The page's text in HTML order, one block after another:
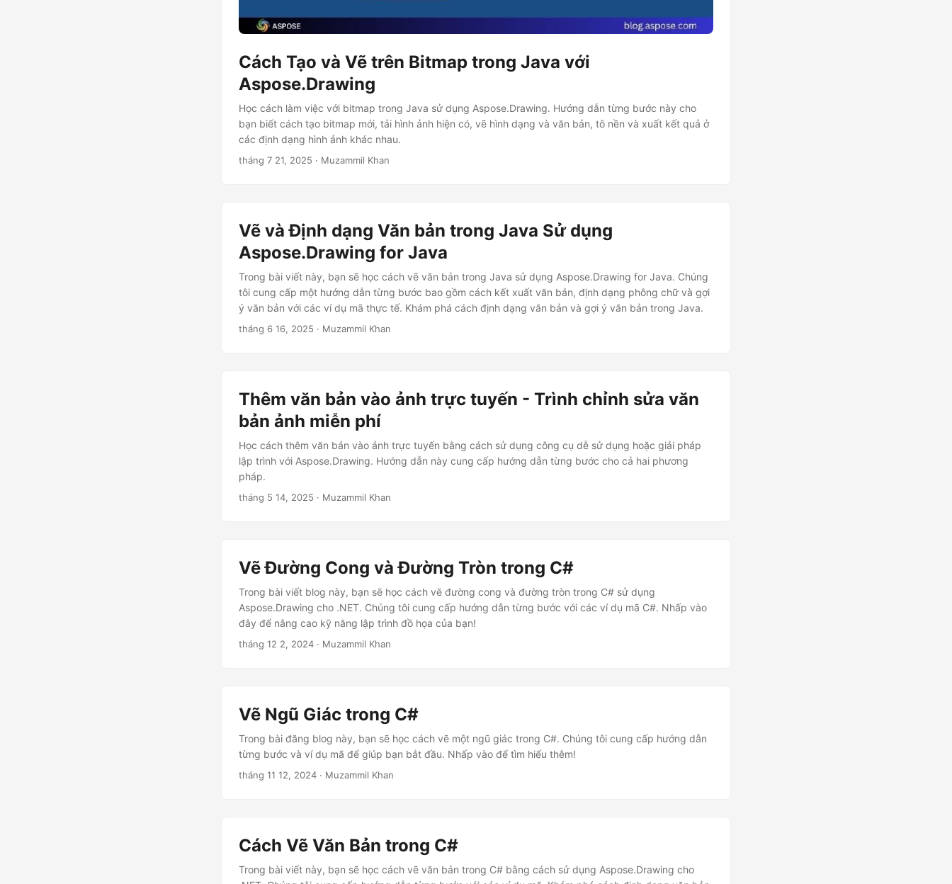
Cách Tạo và Vẽ trên Bitmap trong Java với
Aspose.Drawing
Học cách làm việc với bitmap trong Java sử dụng Aspose.Drawing. Hướng dẫn từng bước này cho
bạn biết cách tạo bitmap mới, tải hình ảnh hiện có, vẽ hình dạng và văn bản, tô nền và xuất kết quả ở
các định dạng hình ảnh khác nhau.
tháng 7 21, 2025 · Muzammil Khan
Vẽ và Định dạng Văn bản trong Java Sử dụng
Aspose.Drawing for Java
Trong bài viết này, bạn sẽ học cách vẽ văn bản trong Java sử dụng Aspose.Drawing for Java. Chúng
tôi cung cấp một hướng dẫn từng bước bao gồm cách kết xuất văn bản, định dạng phông chữ và gợi
ý văn bản với các ví dụ mã thực tế. Khám phá cách định dạng văn bản và gợi ý văn bản trong Java.
tháng 6 16, 2025 · Muzammil Khan
Thêm văn bản vào ảnh trực tuyến - Trình chỉnh sửa văn
bản ảnh miễn phí
Học cách thêm văn bản vào ảnh trực tuyến bằng cách sử dụng công cụ dễ sử dụng hoặc giải pháp
lập trình với Aspose.Drawing. Hướng dẫn này cung cấp hướng dẫn từng bước cho cả hai phương
pháp.
tháng 5 14, 2025 · Muzammil Khan
Vẽ Đường Cong và Đường Tròn trong C#
Trong bài viết blog này, bạn sẽ học cách vẽ đường cong và đường tròn trong C# sử dụng
Aspose.Drawing cho .NET. Chúng tôi cung cấp hướng dẫn từng bước với các ví dụ mã C#. Nhấp vào
đây để nâng cao kỹ năng lập trình đồ họa của bạn!
tháng 12 2, 2024 · Muzammil Khan
Vẽ Ngũ Giác trong C#
Trong bài đăng blog này, bạn sẽ học cách vẽ một ngũ giác trong C#. Chúng tôi cung cấp hướng dẫn
từng bước và ví dụ mã để giúp bạn bắt đầu. Nhấp vào để tìm hiểu thêm!
tháng 11 12, 2024 · Muzammil Khan
Cách Vẽ Văn Bản trong C#
Trong bài viết này, bạn sẽ học cách vẽ văn bản trong C# bằng cách sử dụng Aspose.Drawing cho